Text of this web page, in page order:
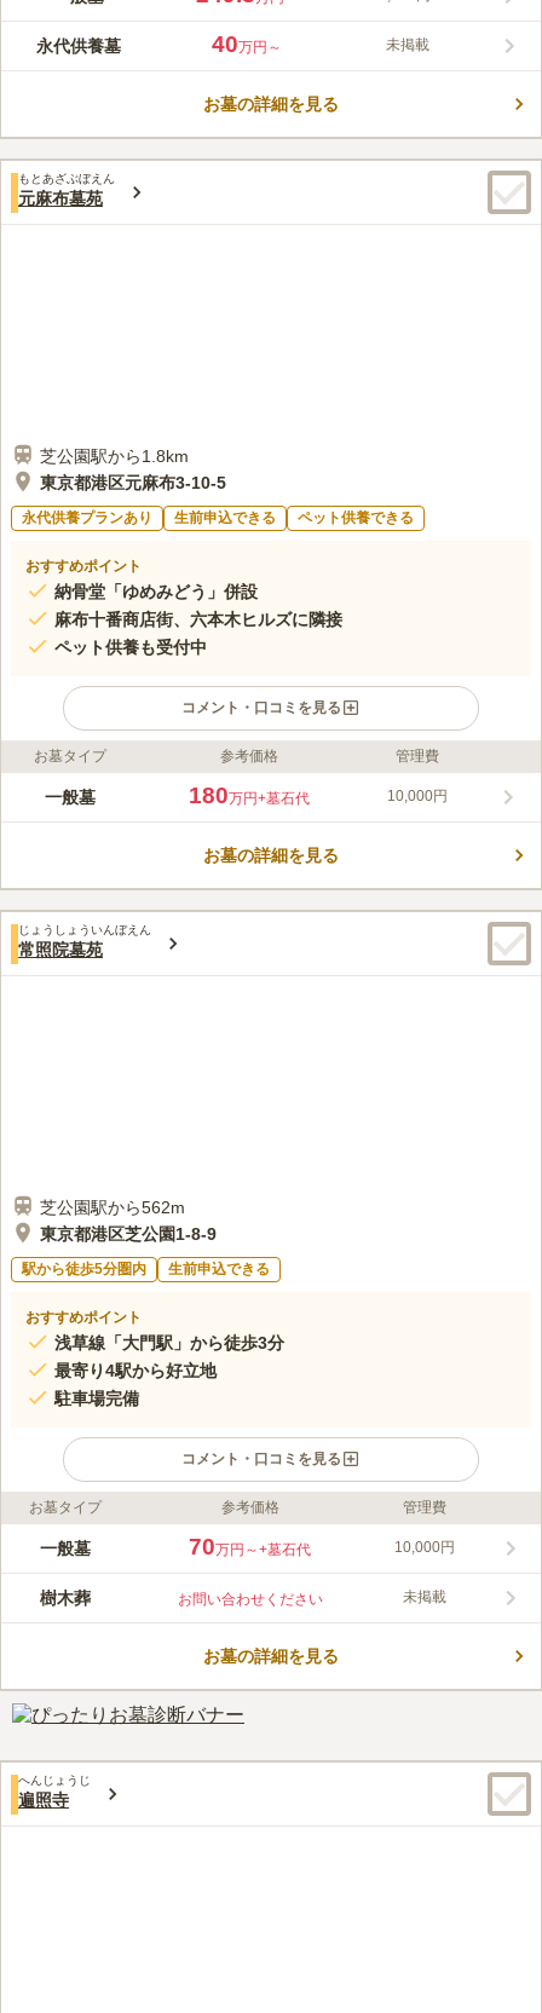
れているので、お参り後の散策も楽します。内では駐車場も完備
されているので、お車でも行くことができます。陽当りの良好な
みんなの評価
4.0 口コミ1件
30代女性
途中に大きな道の通り沿いにお花やさんがありますので、お供え
のお花はいつでも、困ることがありません。またお食事する際も、ホテル
や大人数で入れる席のお食事できるところもあるので、インターネットで
予約もでき、スケジュールを組むことも大変スムーズです。
永代供養墓 40万円～ 未掲載
お墓の詳細を見る
もとあざぶぼえん
元麻布墓苑
芝公園駅から1.8km
東京都港区元麻布3-10-5
永代供養プランあり 生前申込できる ペット供養できる
おすすめポイント
納骨堂「ゆめみどう」併設
麻布十番商店街、六本木ヒルズに隣接
ペット供養も受付中
コメント・口コミを見る
ライフドット編集部のコメント
港区元麻布にある曹洞宗の寺院で、寛永3年（1626）に白容伝清
境内には釈迦牟尼佛、慈愛観音（聖観音）や、関東大震災で犠牲
ューアル工事が行われました。 都心にありながら、静かな環境
でお参りいただけます。駐車場も完備されているので、お車でも
お参りに行くことができます。
口コミ評価
この霊園はまだ誰からも評価されていません。
お墓タイプ 参考価格 管理費
一般墓 180万円+墓石代 10,000円
お墓の詳細を見る
じょうしょういんぼえん
常照院墓苑
芝公園駅から562m
東京都港区芝公園1-8-9
駅から徒歩5分圏内 生前申込できる
おすすめポイント
浅草線「大門駅」から徒歩3分
最寄り4駅から好立地
駐車場完備
コメント・口コミを見る
ライフドット編集部のコメント
都営浅草線・大江戸線「大門駅」、都営三田線「御成門駅」、都
クセス抜群な常照院墓苑です。また、駐車場も完備されているの
で、お車でも行くことができます。戦時中の空襲を免れた本堂内
は、緑豊かな囲まれ、墓地までの参道や寺務所なども綺麗に整備
この霊園はまだ誰からも評価されていません。
お墓タイプ 参考価格 管理費
一般墓 70万円～+墓石代 10,000円
樹木葬 お問い合わせください 未掲載
お墓の詳細を見る
へんじょうじ
遍照寺